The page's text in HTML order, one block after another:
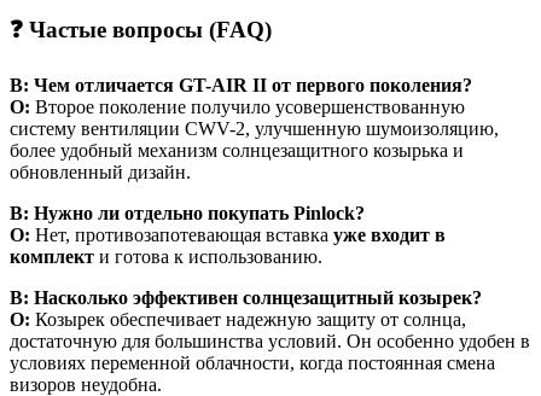
❓ Частые вопросы (FAQ)
В: Чем отличается GT-AIR II от первого поколения?
О: Второе поколение получило усовершенствованную
систему вентиляции CWV-2, улучшенную шумоизоляцию,
более удобный механизм солнцезащитного козырька и
обновленный дизайн.
В: Нужно ли отдельно покупать Pinlock?
О: Нет, противозапотевающая вставка уже входит в
комплект и готова к использованию.
В: Насколько эффективен солнцезащитный козырек?
О: Козырек обеспечивает надежную защиту от солнца,
достаточную для большинства условий. Он особенно удобен в
условиях переменной облачности, когда постоянная смена
визоров неудобна.